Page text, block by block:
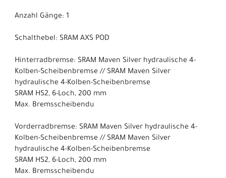
Anzahl Gänge: 1
Schalthebel: SRAM AXS POD
Hinterradbremse: SRAM Maven Silver hydraulische 4-
Kolben-Scheibenbremse // SRAM Maven Silver
hydraulische 4-Kolben-Scheibenbremse
SRAM HS2, 6-Loch, 200 mm
Max. Bremsscheibendu
Vorderradbremse: SRAM Maven Silver hydraulische 4-
Kolben-Scheibenbremse // SRAM Maven Silver
hydraulische 4-Kolben-Scheibenbremse
SRAM HS2, 6-Loch, 200 mm
Max. Bremsscheibendu